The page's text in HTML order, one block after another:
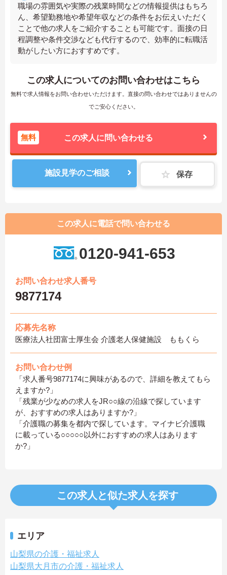
職場の雰囲気や実際の残業時間などの情報提供はもちろ
ん、希望勤務地や希望年収などの条件をお伝えいただく
ことで他の求人をご紹介することも可能です。面接の日
程調整や条件交渉なども代行するので、効率的に転職活
動がしたい方におすすめです。
この求人についてのお問い合わせはこちら
無料で求人情報をお問い合わせいただけます。直接の問い合わせではありませんの
でご安心ください。
無料 この求人に問い合わせる
施設見学のご相談 保存
この求人に電話で問い合わせる
0120-941-653
お問い合わせ求人番号
9877174
応募先名称
医療法人社団富士厚生会 介護老人保健施設 ももくら
お問い合わせ例
「求人番号9877174に興味があるので、詳細を教えてもら
えますか?」
「残業が少なめの求人をJR○○線の沿線で探しています
が、おすすめの求人はありますか?」
「介護職の募集を都内で探しています。マイナビ介護職
に載っている○○○○○以外におすすめの求人はあります
か?」
この求人と似た求人を探す
エリア
山梨県の介護・福祉求人
山梨県大月市の介護・福祉求人